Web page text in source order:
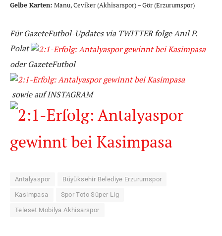
Gelbe Karten: Manu, Ceviker (Akhisarspor) – Gör (Erzurumspor)
Für GazeteFutbol-Updates via TWITTER folge Anıl P.
Polat
oder GazeteFutbol
sowieaufINSTAGRAM
Antalyaspor Büyüksehir Belediye Erzurumspor
Kasimpasa Spor Toto Süper Lig
Teleset Mobilya Akhisarspor